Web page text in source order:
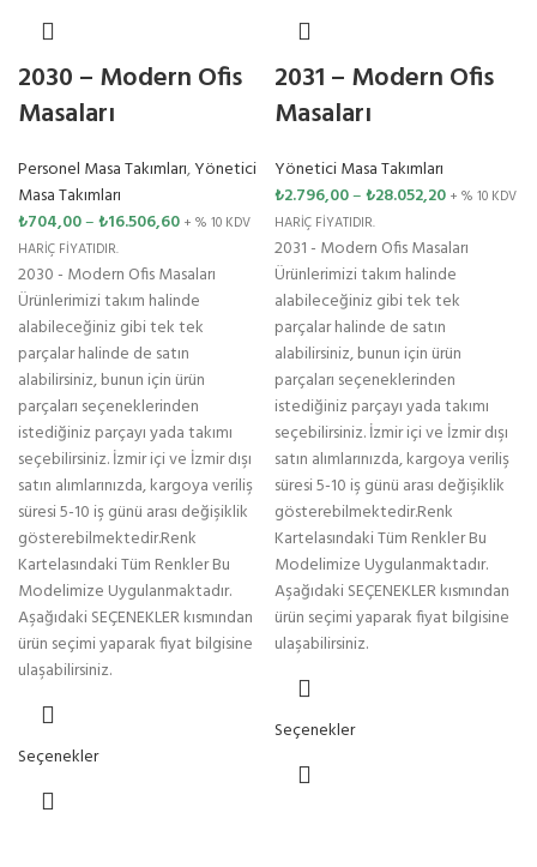
2030 – Modern Ofis
Masaları
Personel Masa Takımları,Yönetici
Masa Takımları
₺704,00–₺16.506,60 + % 10 KDV
HARİÇ FİYATIDIR.
2030 - Modern Ofis Masaları
Ürünlerimizi takım halinde
alabileceğiniz gibi tek tek
parçalar halinde de satın
alabilirsiniz, bunun için ürün
parçaları seçeneklerinden
istediğiniz parçayı yada takımı
seçebilirsiniz. İzmir içi ve İzmir dışı
satın alımlarınızda, kargoya veriliş
süresi 5-10 iş günü arası değişiklik
gösterebilmektedir.Renk
Kartelasındaki Tüm Renkler Bu
Modelimize Uygulanmaktadır.
Aşağıdaki SEÇENEKLER kısmından
ürün seçimi yaparak fiyat bilgisine
ulaşabilirsiniz.
Seçenekler
2031 – Modern Ofis
Masaları
Yönetici Masa Takımları
₺2.796,00–₺28.052,20 + % 10 KDV
HARİÇ FİYATIDIR.
2031 - Modern Ofis Masaları
Ürünlerimizi takım halinde
alabileceğiniz gibi tek tek
parçalar halinde de satın
alabilirsiniz, bunun için ürün
parçaları seçeneklerinden
istediğiniz parçayı yada takımı
seçebilirsiniz. İzmir içi ve İzmir dışı
satın alımlarınızda, kargoya veriliş
süresi 5-10 iş günü arası değişiklik
gösterebilmektedir.Renk
Kartelasındaki Tüm Renkler Bu
Modelimize Uygulanmaktadır.
Aşağıdaki SEÇENEKLER kısmından
ürün seçimi yaparak fiyat bilgisine
ulaşabilirsiniz.
Seçenekler